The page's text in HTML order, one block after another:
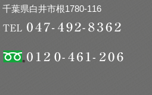
千葉県白井市根1780-116